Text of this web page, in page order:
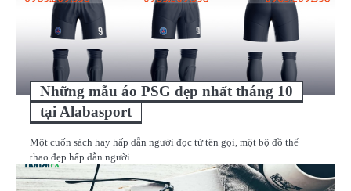
Những mẫu áo PSG đẹp nhất tháng 10
tại Alabasport
Một cuốn sách hay hấp dẫn người đọc từ tên gọi, một bộ đồ thể
thao đẹp hấp dẫn người…